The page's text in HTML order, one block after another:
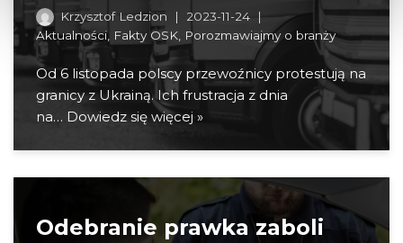
Krzysztof Ledzion
2023-11-24
Aktualności, Fakty OSK Porozmawiajmy o branży
Od 6 listopada polscy przewoźnicy protestują na
granicy z Ukrainą. Ich frustracja z dnia
na… Dowiedz się więcej »
Odebranie prawka zaboli